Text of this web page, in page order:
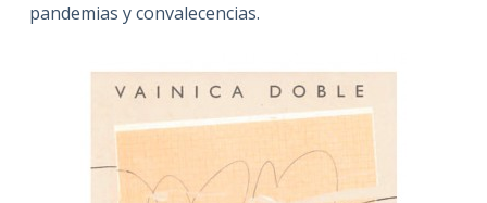
pandemias y convalecencias.